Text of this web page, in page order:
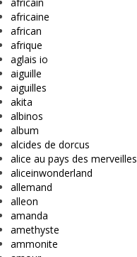
africain
africaine
african
afrique
aglais io
aiguille
aiguilles
akita
albinos
album
alcides de dorcus
alice au pays des merveilles
aliceinwonderland
allemand
alleon
amanda
amethyste
ammonite